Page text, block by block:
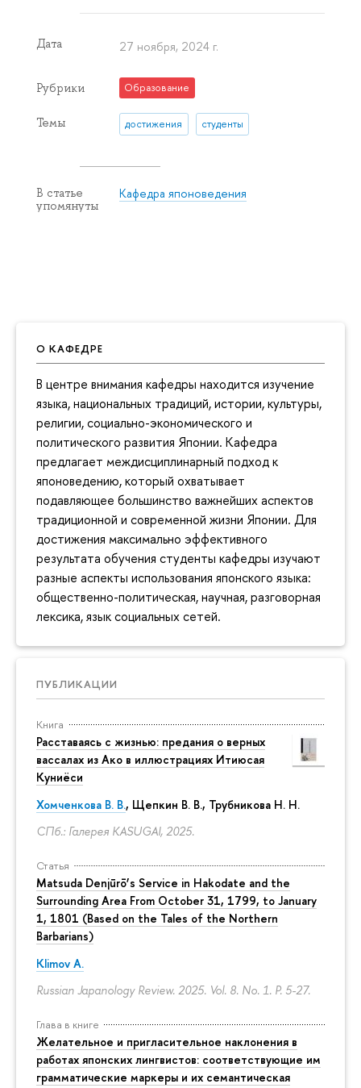
О КАФЕДРЕ
В центре внимания кафедры находится изучение
языка, национальных традиций, истории, культуры,
религии, социально-экономического и
политического развития Японии. Кафедра
предлагает междисциплинарный подход к
японоведению, который охватывает
подавляющее большинство важнейших аспектов
традиционной и современной жизни Японии. Для
достижения максимально эффективного
результата обучения студенты кафедры изучают
разные аспекты использования японского языка:
общественно-политическая, научная, разговорная
лексика, язык социальных сетей.
ПУБЛИКАЦИИ
Книга
Расставаясь с жизнью: предания о верных
вассалах из Ако в иллюстрациях Итиюсая
Куниёси
Хомченкова В. В., Щепкин В. В., Трубникова Н. Н.
СПб.: Галерея KASUGAI, 2025.
Статья
Matsuda Denjūrō’s Service in Hakodate and the
Surrounding Area From October 31, 1799, to January
1, 1801 (Based on the Tales of the Northern
Barbarians)
Klimov A.
Russian Japanology Review. 2025. Vol. 8. No. 1. P. 5-27.
Глава в книге
Желательное и пригласительное наклонения в
работах японских лингвистов: соответствующие им
грамматические маркеры и их семантическая
Дата 27 ноября, 2024 г.
Рубрики Образование
Темы достижения студенты
В статье
упомянуты
Кафедра японоведения